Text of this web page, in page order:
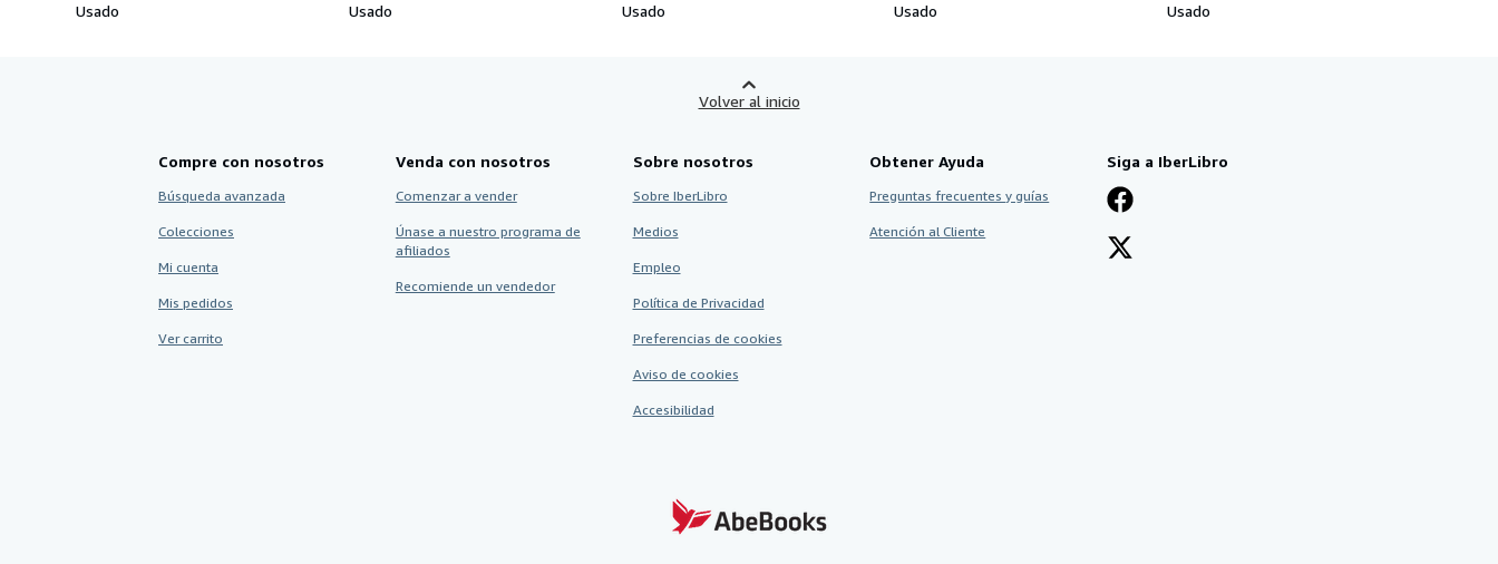
Usado
Usado
Usado
Usado
Usado
Volver al inicio
Compre con nosotros
Búsqueda avanzada
Colecciones
Mi cuenta
Mis pedidos
Ver carrito
Venda con nosotros
Comenzar a vender
Únase a nuestro programa de
afiliados
Recomiende un vendedor
Sobre nosotros
Sobre IberLibro
Medios
Empleo
Política de Privacidad
Preferencias de cookies
Aviso de cookies
Accesibilidad
Obtener Ayuda
Preguntas frecuentes y guías
Atención al Cliente
Siga a IberLibro